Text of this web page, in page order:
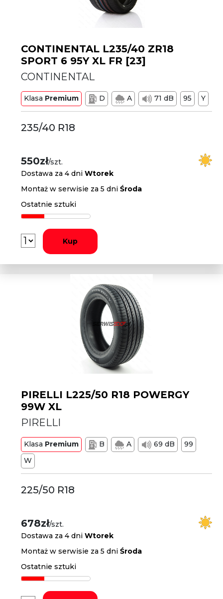
CONTINENTAL L235/40 ZR18
SPORT 6 95Y XL FR [23]
CONTINENTAL
Klasa Premium D A 71 dB 95 Y
235/40 R18
550zł/szt.
Dostawa za 4 dniWtorek
Montaż w serwisie za 5 dniŚroda
Ostatnie sztuki
Kup
PIRELLI L225/50 R18 POWERGY
99W XL
PIRELLI
Klasa Premium B A 69 dB
99
W
225/50 R18
678zł/szt.
Dostawa za 4 dniWtorek
Montaż w serwisie za 5 dniŚroda
Ostatnie sztuki